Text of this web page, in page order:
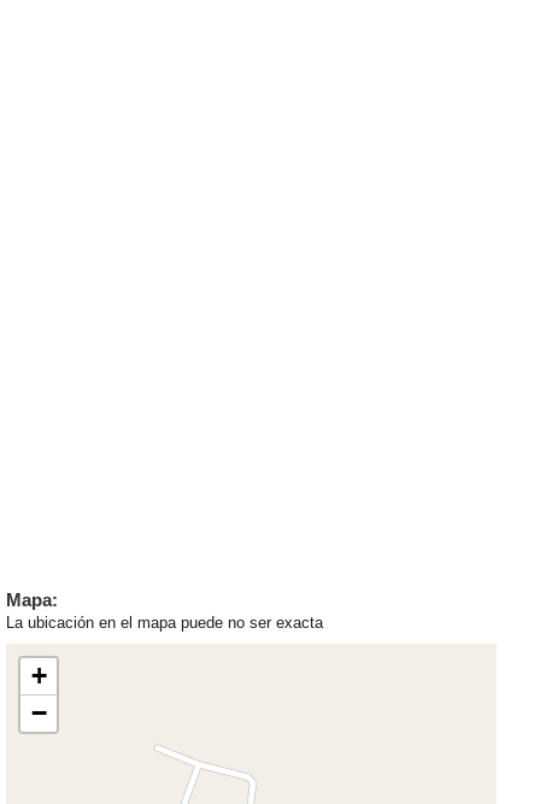
Mapa:
La ubicación en el mapa puede no ser exacta
+
−